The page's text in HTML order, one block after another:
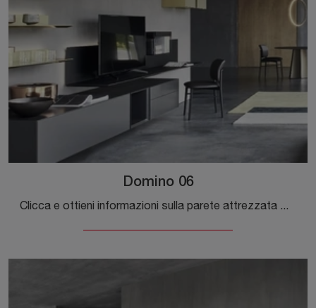
Domino 06
Clicca e ottieni informazioni sulla parete attrezzata Domino 06 della marca Sangiacomo: è la soluzione dalle linee moderne ideale per te.